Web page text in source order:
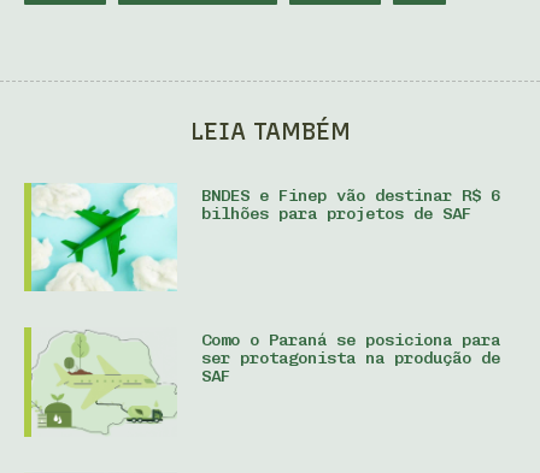
LEIA TAMBÉM
BNDES e Finep vão destinar R$ 6
bilhões para projetos de SAF
Como o Paraná se posiciona para
ser protagonista na produção de
SAF